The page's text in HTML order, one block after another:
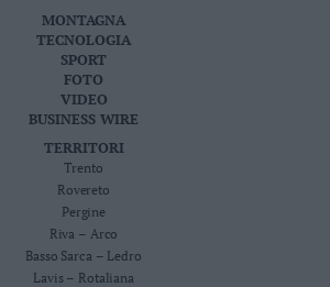
MONTAGNA
TECNOLOGIA
SPORT
FOTO
VIDEO
BUSINESS WIRE
TERRITORI
Trento
Rovereto
Pergine
Riva – Arco
Basso Sarca – Ledro
Lavis – Rotaliana